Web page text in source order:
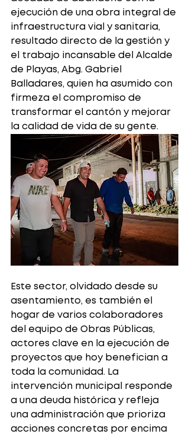
ejecución de una obra integral de
infraestructura vial y sanitaria,
resultado directo de la gestión y
el trabajo incansable del Alcalde
de Playas, Abg. Gabriel
Balladares, quien ha asumido con
firmeza el compromiso de
transformar el cantón y mejorar
la calidad de vida de su gente.
Este sector, olvidado desde su
asentamiento, es también el
hogar de varios colaboradores
del equipo de Obras Públicas,
actores clave en la ejecución de
proyectos que hoy benefician a
toda la comunidad. La
intervención municipal responde
a una deuda histórica y refleja
una administración que prioriza
acciones concretas por encima